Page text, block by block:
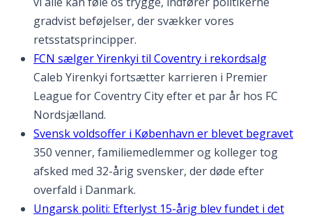
gradvist beføjelser, der svækker vores
retsstatsprincipper.
FCN sælger Yirenkyi til Coventry i rekordsalg
Caleb Yirenkyi fortsætter karrieren i Premier
League for Coventry City efter et par år hos FC
Nordsjælland.
Svensk voldsoffer i København er blevet begravet
350 venner, familiemedlemmer og kolleger tog
afsked med 32-årig svensker, der døde efter
overfald i Danmark.
Ungarsk politi: Efterlyst 15-årig blev fundet i det